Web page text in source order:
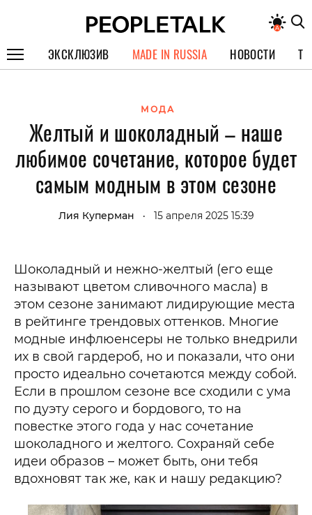
ЭКСКЛЮЗИВ
ИНТЕРВЬЮ
ПОКОЛЕНИЕ
MADE IN RUSSIA НОВОСТИ
МОДА
Желтый и шоколадный – наше
любимое сочетание, которое будет
самым модным в этом сезоне
Лия Куперман • 15 апреля 2025 15:39
Шоколадный и нежно-желтый (его еще
называют цветом сливочного масла) в
этом сезоне занимают лидирующие места
в рейтинге трендовых оттенков. Многие
модные инфлюенсеры не только внедрили
их в свой гардероб, но и показали, что они
просто идеально сочетаются между собой.
Если в прошлом сезоне все сходили с ума
по дуэту серого и бордового, то на
повестке этого года у нас сочетание
шоколадного и желтого. Сохраняй себе
идеи образов – может быть, они тебя
вдохновят так же, как и нашу редакцию?